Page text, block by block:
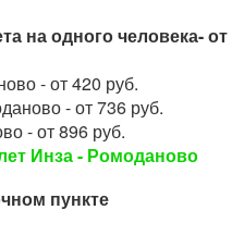
на одного человека- от
- от 420 руб.
- от 736 руб.
- от 896 руб.
Инза - Ромоданово
пункте